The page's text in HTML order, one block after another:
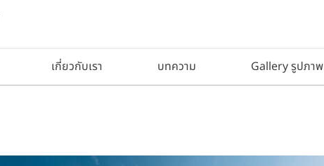
เกี่ยวกับเรา บทความ Gallery รูปภาพ